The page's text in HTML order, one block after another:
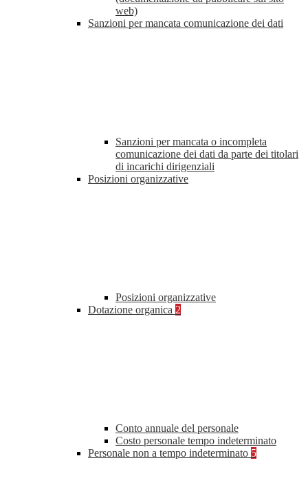
web)
Sanzioni per mancata comunicazione dei dati
Sanzioni per mancata o incompleta
comunicazione dei dati da parte dei titolari
di incarichi dirigenziali
Posizioni organizzative
Posizioni organizzative
Dotazione organica 2
Conto annuale del personale
Costo personale tempo indeterminato
Personale non a tempo indeterminato 5